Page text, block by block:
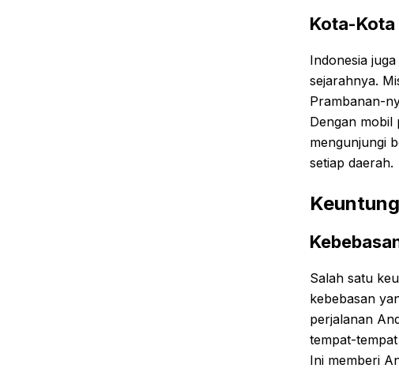
Kota-Kota
Indonesia
sejarahnya.
Prambanan-
Dengan mobil
mengunjungi
setiap daerah.
Salah satu
kebebasan
perjalanan
tempat-
Ini memberi